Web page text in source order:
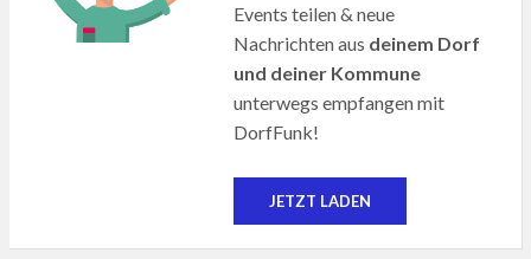
Events teilen & neue
Nachrichten aus deinem Dorf
und deiner Kommune
unterwegs empfangen mit
DorfFunk!
JETZT LADEN